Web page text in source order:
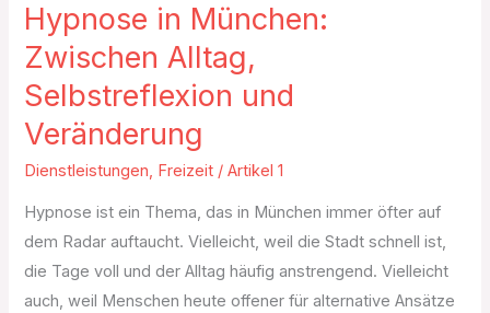
Hypnose in München:
Zwischen Alltag,
Selbstreflexion und
Veränderung
Dienstleistungen Freizeit /Artikel 1
Hypnose ist ein Thema, das in München immer öfter auf
dem Radar auftaucht. Vielleicht, weil die Stadt schnell ist,
die Tage voll und der Alltag häufig anstrengend. Vielleicht
auch, weil Menschen heute offener für alternative Ansätze